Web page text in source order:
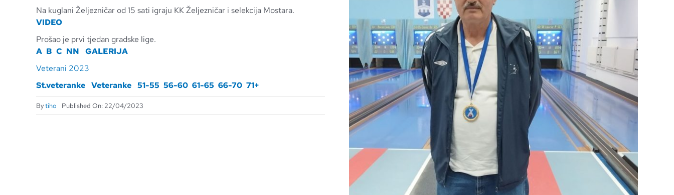
Na kuglani Željezničar od 15 sati igraju KK Željezničar i selekcija Mostara.
VIDEO
Prošao je prvi tjedan gradske lige.
A B C NN
GALERIJA
Veterani 2023
St.veteranke Veteranke 51-55 56-60 61-65 66-70 71+
Bytiho Published On: 22/04/2023